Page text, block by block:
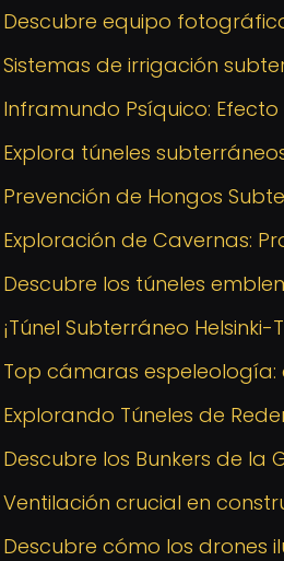
Descubre equipo
Sistemas de irrigación
Inframundo Psíquico:
Explora túneles
Prevención de Hongos
Exploración de Cavernas:
Descubre los túneles
¡Túnel Subterráneo Helsinki-
Top cámaras
Explorando Túneles de
Descubre los Bunkers de la
Ventilación crucial en
Descubre cómo los drones